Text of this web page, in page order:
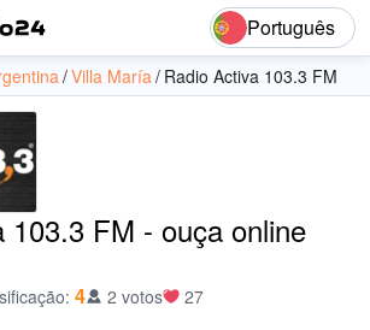
Português
Villa María Radio Activa 103.3 FM
103.3 FM - ouça online
: 4 2 votos 27